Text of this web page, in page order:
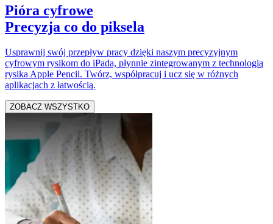
Pióra cyfrowe
Precyzja co do piksela
Usprawnij swój przepływ pracy dzięki naszym precyzyjnym
cyfrowym rysikom do iPada, płynnie zintegrowanym z technologią
rysika Apple Pencil. Twórz, współpracuj i ucz się w różnych
aplikacjach z łatwością.
ZOBACZ WSZYSTKO